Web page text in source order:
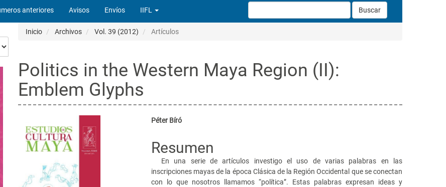
anteriores Avisos Envíos IIFL Buscar
Inicio Archivos Vol. 39 (2012) Artículos
Politics in the Western Maya Region (II):
Emblem Glyphs
Barra
lateral
del
artículo
Contenido
principal
del
artículo
Péter Bíró
Resumen
En una serie de artículos investigo el uso de varias palabras en las
inscripciones ma­yas de la época Clásica de la Región Occidental que se conectan
con lo que nosotros llamamos “política”. Estas palabras expresan ideas y